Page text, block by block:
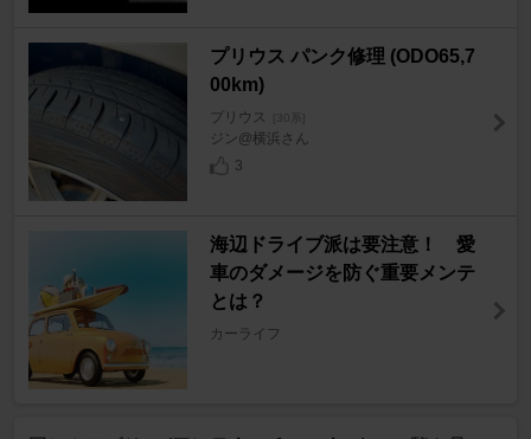
プリウス パンク修理 (ODO65,7
00km)
プリウス [30系]
ジン@横浜さん
3
海辺ドライブ派は要注意！ 愛
車のダメージを防ぐ重要メンテ
とは？
カーライフ